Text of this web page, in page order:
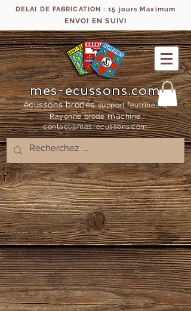
DELAI DE FABRICATION : 15 jours Maximum
ENVOI EN SUIVI
mes-ecussons.com
écussons brodés support feutrine, fil
Rayonne brodémachine
contact@mes-ecussons.com